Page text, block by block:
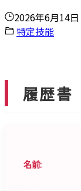
2026年6月14日
特定技能
履歴書
名前: